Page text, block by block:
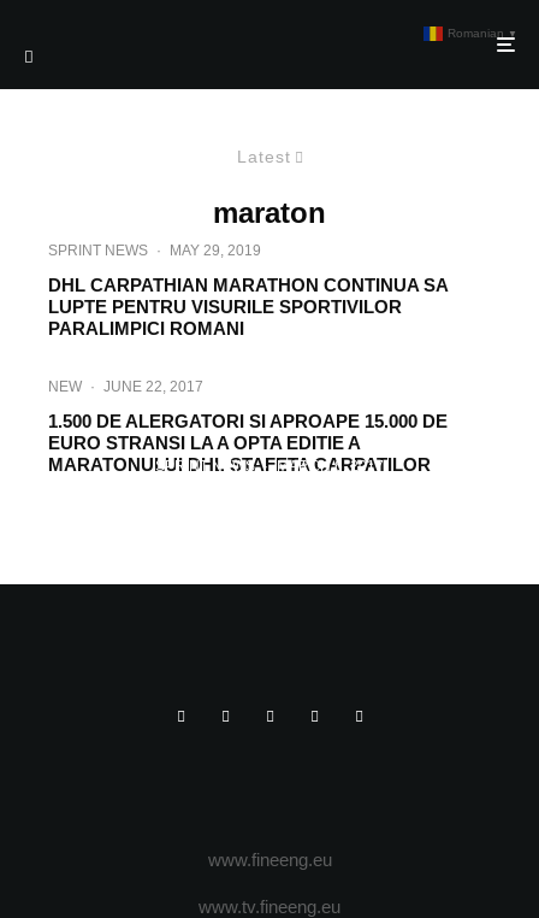
Latest
maraton
SPRINT NEWS · MAY 29, 2019
DHL CARPATHIAN MARATHON CONTINUA SA
LUPTE PENTRU VISURILE SPORTIVILOR
PARALIMPICI ROMANI
NEW · JUNE 22, 2017
1.500 DE ALERGATORI SI APROAPE 15.000 DE
EURO STRANSI LA A OPTA EDITIE A
MARATONULUI DHL STAFETA CARPATILOR
SPRINT NEWS · MARCH 6, 2017
www.fineeng.eu
www.tv.fineeng.eu
Romanian ▼